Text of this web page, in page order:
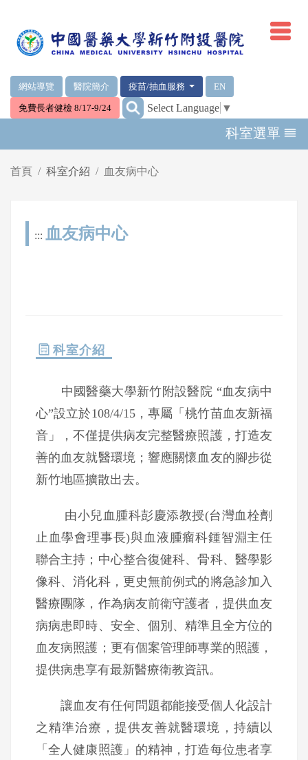
網站導覽 醫院簡介 疫苗/抽血服務 EN
免費長者健檢 8/17-9/24 ::: Select Language ▼
科室選單
首頁 科室介紹 血友病中心
::: 血友病中心
科室介紹
中國醫藥大學新竹附設醫院 “血友病中
心”設立於108/4/15，專屬「桃竹苗血友新福
音」，不僅提供病友完整醫療照護，打造友
善的血友就醫環境；響應關懷血友的腳步從
新竹地區擴散出去。
由小兒血腫科彭慶添教授(台灣血栓劑
止血學會理事長)與血液腫瘤科鍾智淵主任
聯合主持；中心整合復健科、骨科、醫學影
像科、消化科，更史無前例式的將急診加入
醫療團隊，作為病友前衛守護者，提供血友
病病患即時、安全、個別、精準且全方位的
血友病照護；更有個案管理師專業的照護，
提供病患享有最新醫療衛教資訊。
讓血友有任何問題都能接受個人化設計
之精準治療，提供友善就醫環境，持續以
「全人健康照護」的精神，打造每位患者享